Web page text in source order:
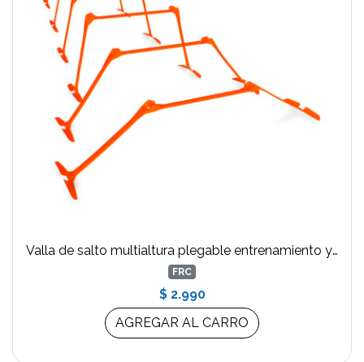
Valla de salto multialtura plegable entrenamiento y agilidad Naranja
FRC
$ 2.990
AGREGAR AL CARRO